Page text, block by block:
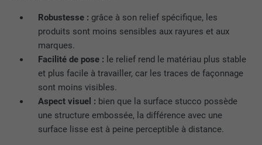
Robustesse : grâce à son relief spécifique, les
produits sont moins sensibles aux rayures et aux
marques.
Facilité de pose : le relief rend le matériau plus stable
et plus facile à travailler, car les traces de façonnage
sont moins visibles.
Aspect visuel : bien que la surface stucco possède
une structure embossée, la différence avec une
surface lisse est à peine perceptible à distance.